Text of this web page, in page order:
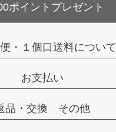
ポイントプレゼント
・１個口送料について
お支払い
品・交換 その他